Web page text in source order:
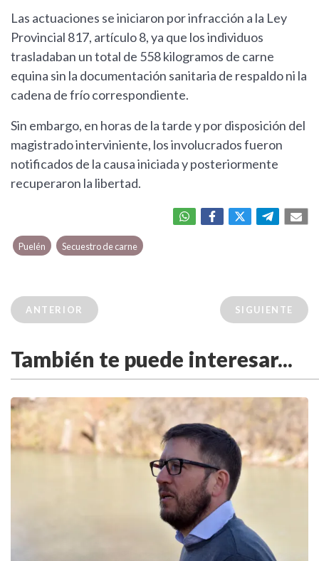
Las actuaciones se iniciaron por infracción a la Ley
Provincial 817, artículo 8, ya que los individuos
trasladaban un total de 558 kilogramos de carne
equina sin la documentación sanitaria de respaldo ni la
cadena de frío correspondiente.
Sin embargo, en horas de la tarde y por disposición del
magistrado interviniente, los involucrados fueron
notificados de la causa iniciada y posteriormente
recuperaron la libertad.
Puelén Secuestro de carne
ANTERIOR SIGUIENTE
También te puede interesar...